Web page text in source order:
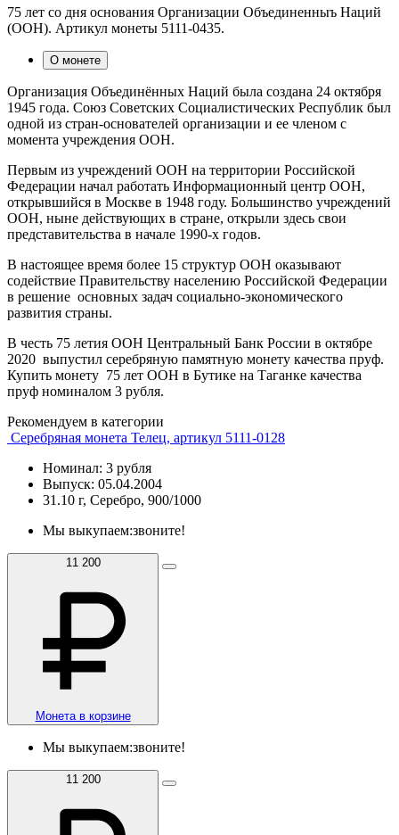
75 лет со дня основания Организации Объединенныъ Наций
(ООН). Артикул монеты 5111-0435.
О монете
Организация Объединённых Наций была создана 24 октября
1945 года. Союз Советских Социалистических Республик был
одной из стран-основателей организации и ее членом с
момента учреждения ООН.
Первым из учреждений ООН на территории Российской
Федерации начал работать Информационный центр ООН,
открывшийся в Москве в 1948 году. Большинство учреждений
ООН, ныне действующих в стране, открыли здесь свои
представительства в начале 1990-х годов.
В настоящее время более 15 структур ООН оказывают
содействие Правительству населению Российской Федерации
в решение основных задач социально-экономического
развития страны.
В честь 75 летия ООН Центральный Банк России в октябре
2020 выпустил серебряную памятную монету качества пруф.
Купить монету 75 лет ООН в Бутике на Таганке качества
пруф номиналом 3 рубля.
Рекомендуем в категории
Серебряная монета Телец, артикул 5111-0128
Номинал: 3 рубля
Выпуск: 05.04.2004
31.10 г, Серебро, 900/1000
Мы выкупаем:звоните!
11 200
Монета в корзине
Мы выкупаем:звоните!
11 200